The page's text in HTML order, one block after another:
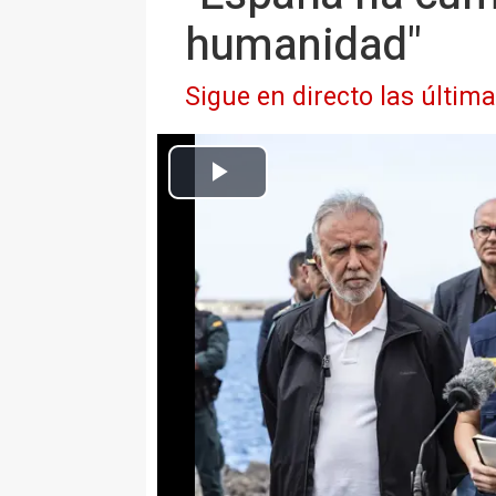
humanidad"
Sigue en directo las
(I-D) El ministro de Política Territorial y Memoria
Fernando Grande-Marlaska,
Europa Press Islas Canarias
Actualizado: lunes, 11 mayo 2026 21:42
GRANADILLA DE ABONA
La ministra de Sanidad,
"operación completada" en
de la tripulación del crucero
hantavirus. "Estoy en